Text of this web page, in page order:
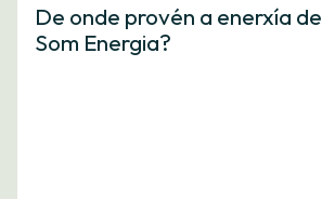
De onde provén a enerxía de
Som Energia?